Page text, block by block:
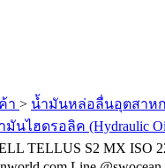
า > น้ำมันหล่อลื่นอุตสาหก
มันไฮดรอลิค (Hydraulic
TELLUS S2 MX ISO